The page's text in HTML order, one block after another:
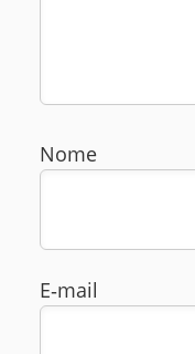
Nome
E‑mail